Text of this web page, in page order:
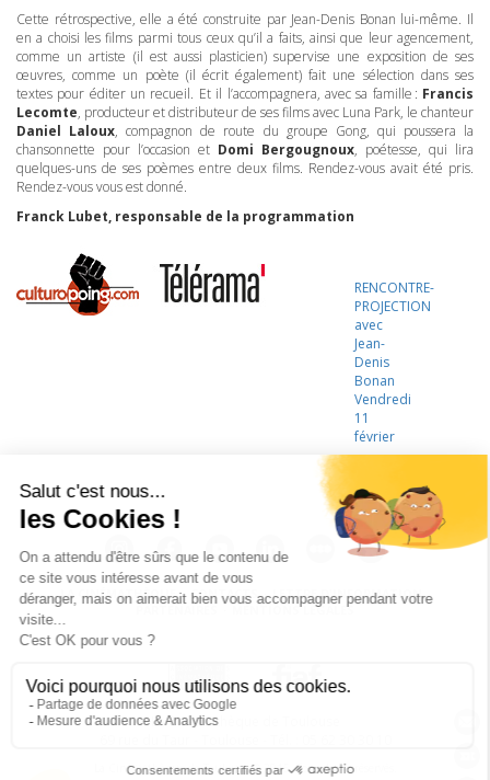
Cette rétrospective, elle a été construite par Jean-Denis Bonan lui-même. Il
en a choisi les films parmi tous ceux qu’il a faits, ainsi que leur agencement,
comme un artiste (il est aussi plasticien) supervise une exposition de ses
œuvres, comme un poète (il écrit également) fait une sélection dans ses
textes pour éditer un recueil. Et il l’accompagnera, avec sa famille : Francis
Lecomte, producteur et distributeur de ses films avec Luna Park, le chanteur
Daniel Laloux, compagnon de route du groupe Gong, qui poussera la
chansonnette pour l’occasion et Domi Bergougnoux, poétesse, qui lira
quelques-uns de ses poèmes entre deux films. Rendez-vous avait été pris.
Rendez-vous vous est donné.
Franck Lubet, responsable de la programmation
RENCONTRE-
PROJECTION
avec
Jean-
Denis
Bonan
Vendredi
11
février
LA CINÉMATHÈQUE · CONTACTS · LETTRE D'INFORMATION ·
PARTENAIRES · MENTIONS LÉGALES
La Cinémathèque de Toulouse
La Cinémathèque de Toulouse © 2015. Tous droits réservés.